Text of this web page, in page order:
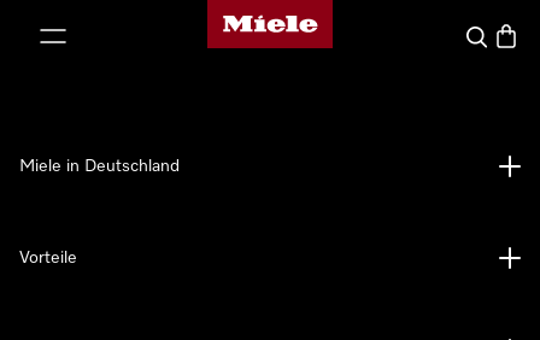
Miele-Homepage
Suche
Miele in Deutschland
Vorteile